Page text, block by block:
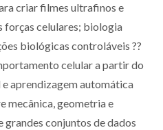
criar filmes ultrafinos e
forças celulares; biologia
biológicas controláveis ??
celular a partir do
aprendizagem automática
mecânica, geometria e
conjuntos de dados